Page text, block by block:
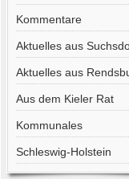
Kommentare
Aktuelles aus
Aktuelles aus
Aus dem Kieler Rat
Kommunales
Schleswig-Holstein